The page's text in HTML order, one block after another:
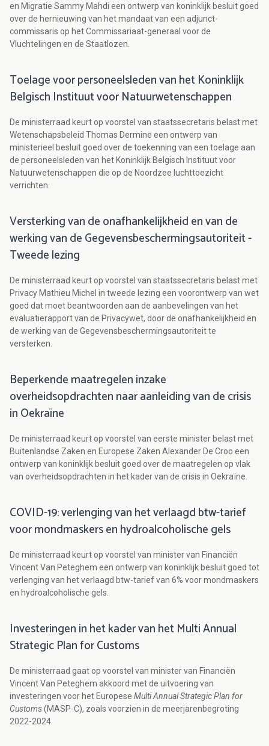
en Migratie Sammy Mahdi een ontwerp van koninklijk besluit goed
over de hernieuwing van het mandaat van een adjunct-
commissaris op het Commissariaat-generaal voor de
Vluchtelingen en de Staatlozen.
Toelage voor personeelsleden van het Koninklijk
Belgisch Instituut voor Natuurwetenschappen
De ministerraad keurt op voorstel van staatssecretaris belast met
Wetenschapsbeleid Thomas Dermine een ontwerp van
ministerieel besluit goed over de toekenning van een toelage aan
de personeelsleden van het Koninklijk Belgisch Instituut voor
Natuurwetenschappen die op de Noordzee luchttoezicht
verrichten.
Versterking van de onafhankelijkheid en van de
werking van de Gegevensbeschermingsautoriteit -
Tweede lezing
De ministerraad keurt op voorstel van staatssecretaris belast met
Privacy Mathieu Michel in tweede lezing een voorontwerp van wet
goed dat moet beantwoorden aan de aanbevelingen van het
evaluatierapport van de Privacywet, door de onafhankelijkheid en
de werking van de Gegevensbeschermingsautoriteit te
versterken.
Beperkende maatregelen inzake
overheidsopdrachten naar aanleiding van de crisis
in Oekraïne
De ministerraad keurt op voorstel van eerste minister belast met
Buitenlandse Zaken en Europese Zaken Alexander De Croo een
ontwerp van koninklijk besluit goed over de maatregelen op vlak
van overheidsopdrachten in het kader van de crisis in Oekraïne.
COVID-19: verlenging van het verlaagd btw-tarief
voor mondmaskers en hydroalcoholische gels
De ministerraad keurt op voorstel van minister van Financiën
Vincent Van Peteghem een ontwerp van koninklijk besluit goed tot
verlenging van het verlaagd btw-tarief van 6% voor mondmaskers
en hydroalcoholische gels.
Investeringen in het kader van het Multi Annual
Strategic Plan for Customs
De ministerraad gaat op voorstel van minister van Financiën
Vincent Van Peteghem akkoord met de uitvoering van
investeringen voor het Europese Multi Annual Strategic Plan for
Customs(MASP-C), zoals voorzien in de meerjarenbegroting
2022-2024.